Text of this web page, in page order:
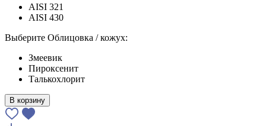
AISI 321
AISI 430
Выберите Облицовка / кожух:
Змеевик
Пироксенит
Талькохлорит
В корзину